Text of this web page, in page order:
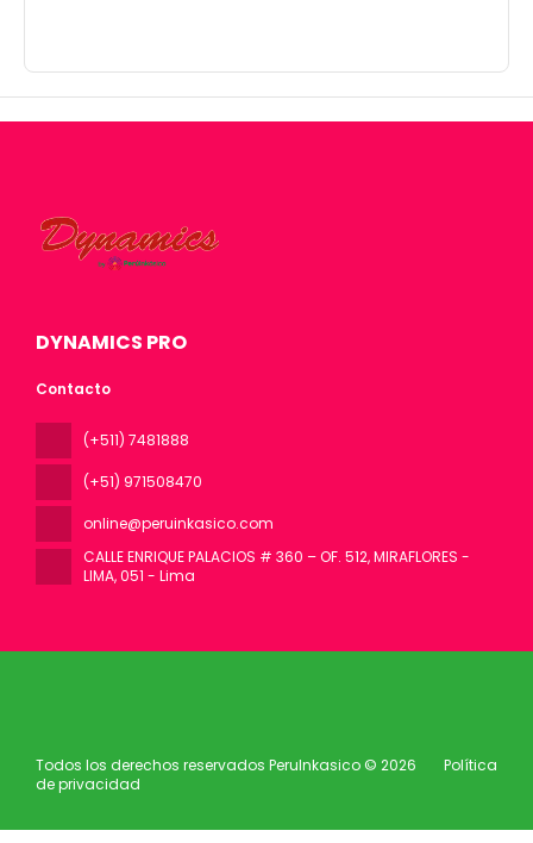
DYNAMICS PRO
Contacto
(+511) 7481888
(+51) 971508470
online@peruinkasico.com
CALLE ENRIQUE PALACIOS # 360 – OF. 512, MIRAFLORES -
LIMA, 051 - Lima
Todos los derechos reservados PeruInkasico © 2026
Política
de privacidad